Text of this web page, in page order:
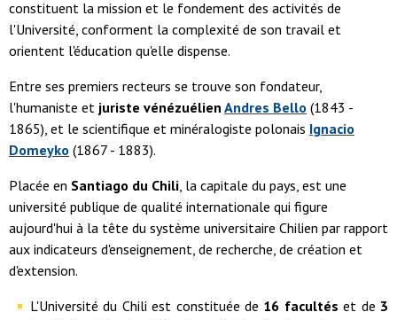
constituent la mission et le fondement des activités de
l'Université, conforment la complexité de son travail et
orientent l'éducation qu'elle dispense.
Entre ses premiers recteurs se trouve son fondateur,
l'humaniste et juriste vénézuélien Andres Bello (1843 -
1865), et le scientifique et minéralogiste polonais Ignacio
Domeyko (1867 - 1883).
Placée en Santiago du Chili, la capitale du pays, est une
université publique de qualité internationale qui figure
aujourd'hui à la tête du système universitaire Chilien par rapport
aux indicateurs d'enseignement, de recherche, de création et
d'extension.
L'Université du Chili est constituée de 16 facultés et de 3